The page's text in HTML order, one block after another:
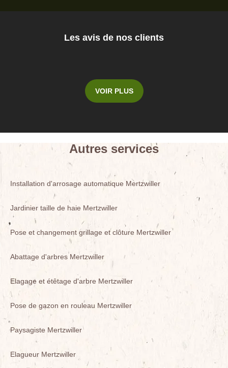
Les avis de nos clients
VOIR PLUS
Autres services
Installation d'arrosage automatique Mertzwiller
Jardinier taille de haie Mertzwiller
Pose et changement grillage et clôture Mertzwiller
Abattage d'arbres Mertzwiller
Elagage et étêtage d'arbre Mertzwiller
Pose de gazon en rouleau Mertzwiller
Paysagiste Mertzwiller
Elagueur Mertzwiller